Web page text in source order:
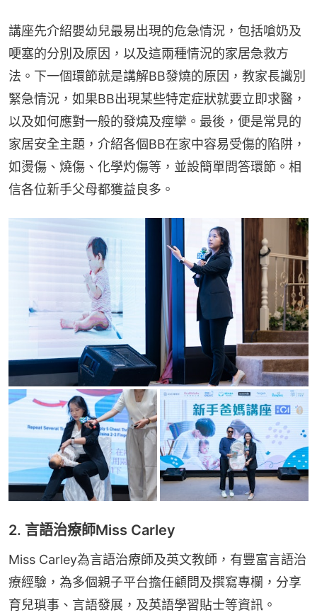
講座先介紹嬰幼兒最易出現的危急情況，包括嗆奶及
哽塞的分別及原因，以及這兩種情況的家居急救方
法。下一個環節就是講解BB發燒的原因，教家長識別
緊急情況，如果BB出現某些特定症狀就要立即求醫，
以及如何應對一般的發燒及痙攣。最後，便是常見的
家居安全主題，介紹各個BB在家中容易受傷的陷阱，
如燙傷、燒傷、化學灼傷等，並設簡單問答環節。相
信各位新手父母都獲益良多。
2. 言語治療師Miss Carley
Miss Carley為言語治療師及英文教師，有豐富言語治
療經驗，為多個親子平台擔任顧問及撰寫專欄，分享
育兒瑣事、言語發展，及英語學習貼士等資訊。